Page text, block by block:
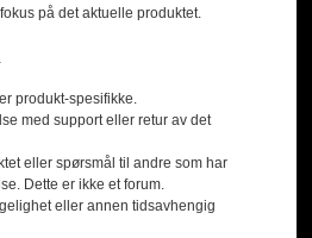
på det aktuelle produktet.
produkt-spesifikke.
med support eller retur av det
eller spørsmål til andre som har
Dette er ikke et forum.
eller annen tidsavhengig